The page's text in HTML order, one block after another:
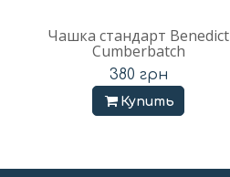
Чашка стандарт Benedict
Cumberbatch
380 грн
Купить